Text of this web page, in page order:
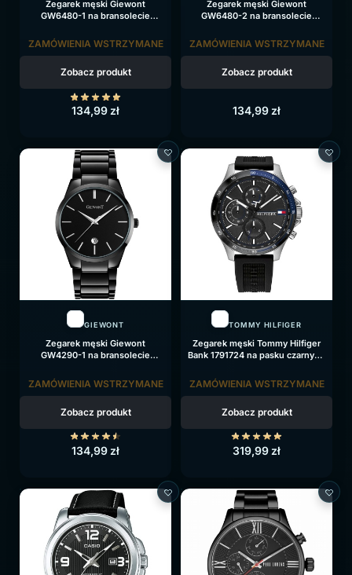
Zegarek męski Giewont
GW6480-1 na bransolecie
134,99 zł
ZAMÓWIENIA WSTRZYMANE
Zobacz produkt
Zegarek męski Giewont
GW6480-2 na bransolecie
134,99 zł
ZAMÓWIENIA WSTRZYMANE
Zobacz produkt
GIEWONT
Zegarek męski Giewont
GW4290-1 na bransolecie
134,99 zł
ZAMÓWIENIA WSTRZYMANE
Zobacz produkt
TOMMY HILFIGER
Zegarek męski Tommy Hilfiger
Bank 1791724 na pasku czarnym,
319,99 zł
ZAMÓWIENIA WSTRZYMANE
Zobacz produkt